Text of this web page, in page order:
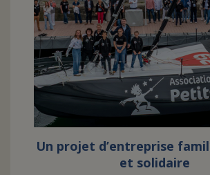
Un projet d’entreprise
et solidaire